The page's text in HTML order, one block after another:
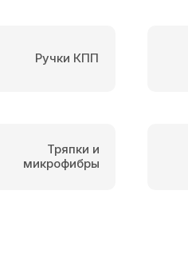
Ручки КПП
Тряпки и
микрофибры